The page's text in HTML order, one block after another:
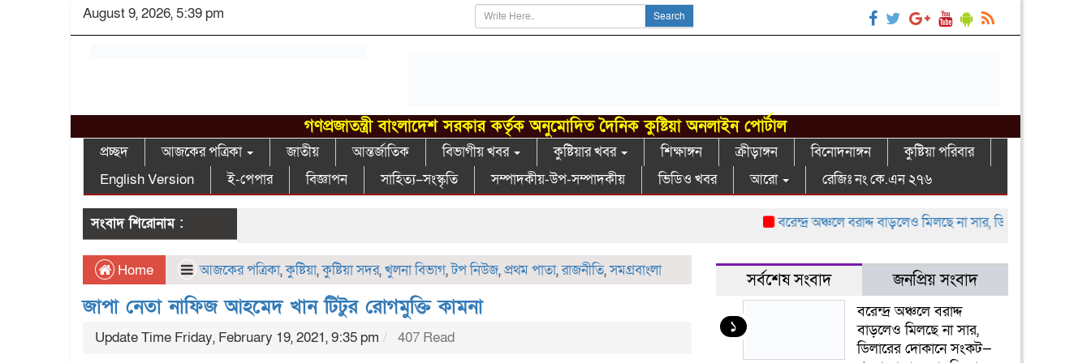
August 9, 2026, 5:39 pm Search
গণপ্রজাতন্ত্রী বাংলাদেশ সরকার কর্তৃক অনুমোদিত দৈনিক কুষ্টিয়া অনলাইন পোর্টাল
প্রচ্ছদ আজকের পত্রিকা জাতীয় আন্তর্জাতিক বিভাগীয় খবর কুষ্টিয়ার খবর শিক্ষাঙ্গন ক্রীড়াঙ্গন বিনোদনাঙ্গন
কুষ্টিয়া পরিবার
English Version
ই-পেপার বিজ্ঞাপন সাহিত্য–সংস্কৃতি সম্পাদকীয়-উপ-সম্পাদকীয় ভিডিও খবর আরো রেজিঃ নং কে.এন ২৭৬
সংবাদ শিরোনাম : বরেন্দ্র অঞ্চলে বরাদ্দ বাড়লেও মিলছে না সার, ডিলারের দোকানে
Home আজকের পত্রিকা,কুষ্টিয়া,কুষ্টিয়া সদর,খুলনা বিভাগ,টপ নিউজ,প্রথম পাতা,রাজনীতি,সমগ্রবাংলা
জাপা নেতা নাফিজ আহমেদ খান টিটুর রোগমুক্তি কামনা
Update Time Friday, February 19, 2021, 9:35 pm 407 Read
সর্বশেষ সংবাদ জনপ্রিয় সংবাদ
১
বরেন্দ্র অঞ্চলে বরাদ্দ
বাড়লেও মিলছে না সার,
ডিলারের দোকানে সংকট—